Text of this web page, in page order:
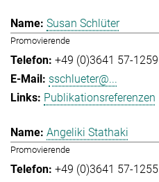
Susan Schlüter
Promovierende
+49 (0)3641 57-1259
sschlueter@...
Publikationsreferenzen
Angeliki Stathaki
Promovierende
+49 (0)3641 57-1255